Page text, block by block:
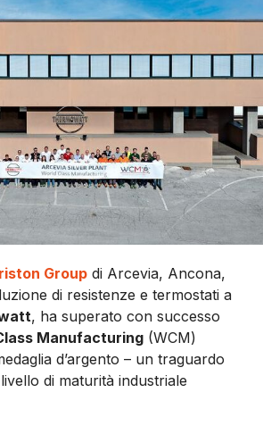
Group di Arcevia, Ancona,
di resistenze e termostati a
, ha superato con successo
Manufacturing (WCM)
d’argento – un traguardo
di maturità industriale